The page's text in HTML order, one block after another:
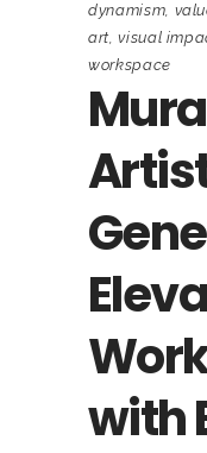
dynamism,
art,visual
workspace
with